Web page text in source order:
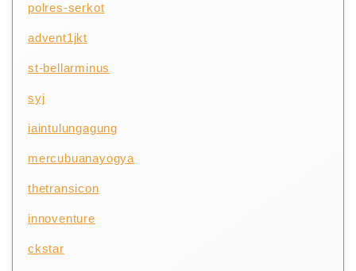
polres-serkot
advent1jkt
st-bellarminus
syj
iaintulungagung
mercubuanayogya
thetransicon
innoventure
ckstar